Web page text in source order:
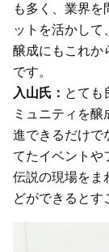
も多く、業界を
ットを活かして
醸成にもこれか
です。
入山氏： とても
ミュニティを
進できるだけで
てたイベントや
伝説の現場をま
どができるとす